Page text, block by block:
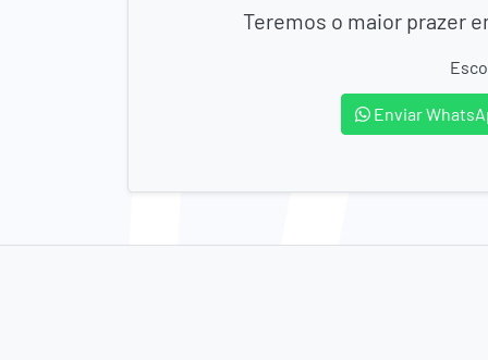
Teremos o maior prazer
Enviar